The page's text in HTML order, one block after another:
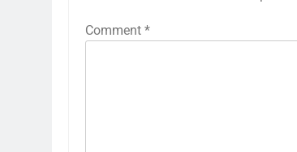
Comment *